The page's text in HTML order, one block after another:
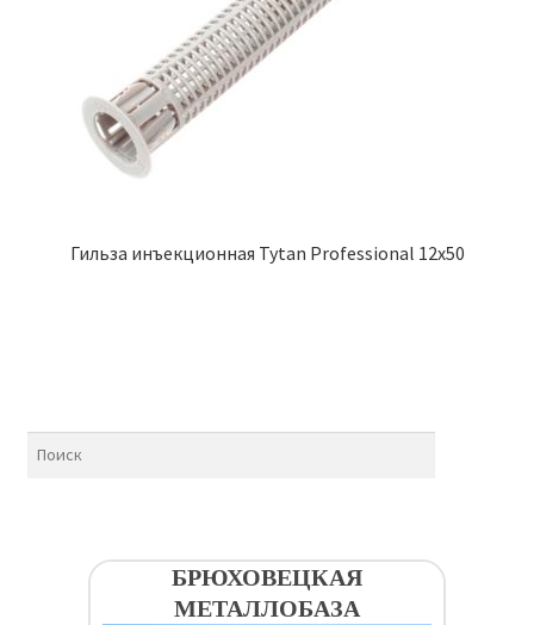
Гильза инъекционная Tytan Professional 12х50
БРЮХОВЕЦКАЯ
МЕТАЛЛОБАЗА